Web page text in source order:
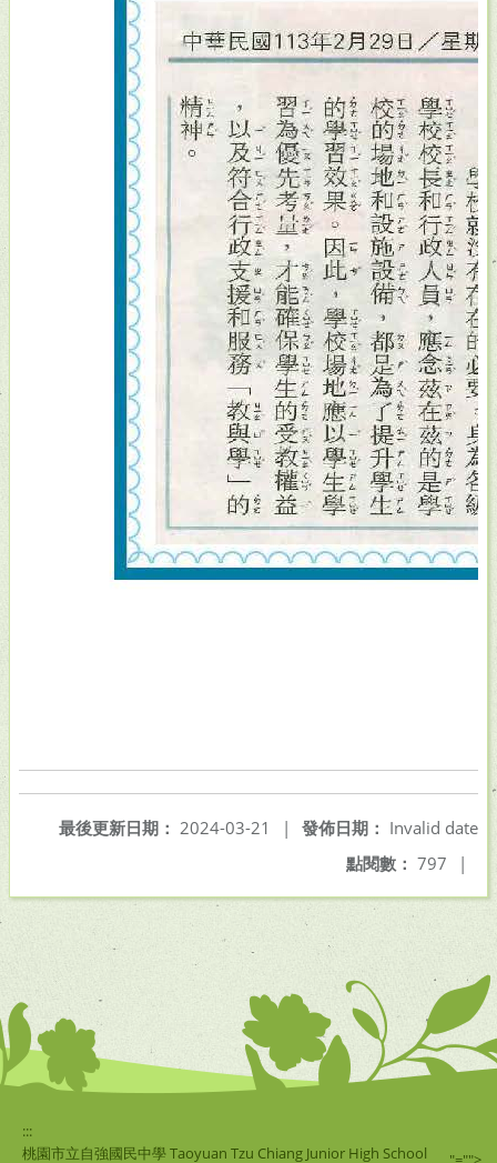
發佈日期： Invalid date
最後更新日期： 2024-03-21
|
點閱數： 797 |
:::
桃園市立自強國民中學 Taoyuan Tzu Chiang Junior High School